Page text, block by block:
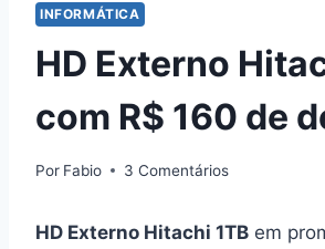
INFORMÁTICA
HD Externo
com R$ 160 de
Por Fabio 3 Comentários
HD Externo Hitachi 1TB em